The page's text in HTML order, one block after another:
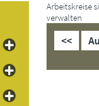
Arbeitskreise
verwalten
<<